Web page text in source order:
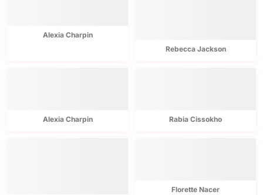
Alexia Charpin
Rebecca Jackson
Alexia Charpin Rabia Cissokho
Florette Nacer